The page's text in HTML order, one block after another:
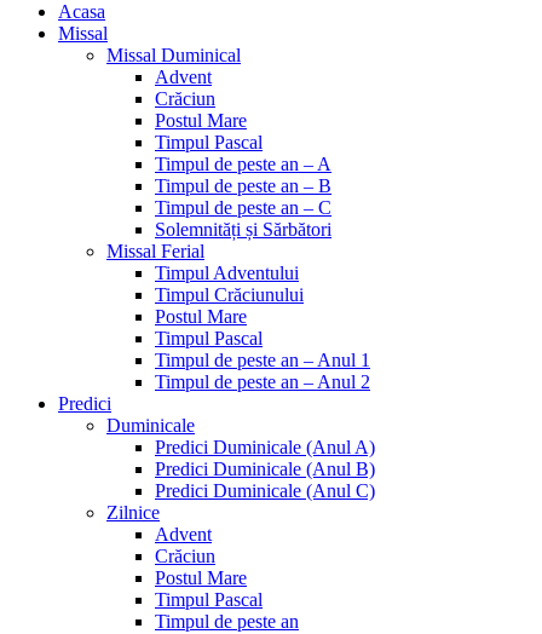
Acasa
Missal
Missal Duminical
Advent
Crăciun
Postul Mare
Timpul Pascal
Timpul de peste an – A
Timpul de peste an – B
Timpul de peste an – C
Solemnități și Sărbători
Missal Ferial
Timpul Adventului
Timpul Crăciunului
Postul Mare
Timpul Pascal
Timpul de peste an – Anul 1
Timpul de peste an – Anul 2
Predici
Duminicale
Predici Duminicale (Anul A)
Predici Duminicale (Anul B)
Predici Duminicale (Anul C)
Zilnice
Advent
Crăciun
Postul Mare
Timpul Pascal
Timpul de peste an